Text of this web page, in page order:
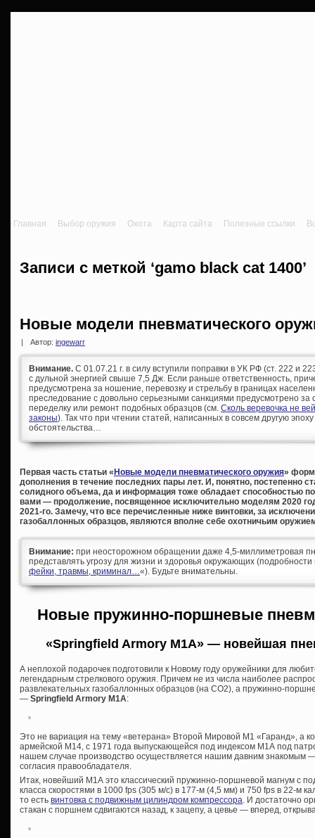
Главная Выбор оружия Охота Карта сайта Полезные ссылки
Записи с меткой ‘gamo black cat 1400’
Новые модели пневматического
Автор: ingewarr
Внимание. С 01.07.21 г. в силу вступили поправки в УК РФ (ст. 222 и
с дульной энергией свыше 7,5 Дж. Если раньше ответственность,
предусмотрена за ношение, перевозку и стрельбу в границах
преследование с довольно серьезными санкциями предусмотрено за
переделку или ремонт подобных образцов (см. Сколь веревочка не
законы). Так что при чтении статей, написанных в совсем другую
обстоятельства…
Первая часть статьи « Новые модели пневматического оружия»
дополнения в течение последних пары лет. И, понятно, постепенно
солидного объема, да и информация тоже обладает способностью
вами — продолжение, посвященное исключительно моделям 2020
2021-го. Замечу, что все перечисленные ниже винтовки, за
газобаллонных образцов, являются вполне себе охотничьим
Внимание: при неосторожном обращении даже 4,5-миллиметровая
представлять угрозу для жизни и здоровья окружающих (подробности
фейки, травмы, криминал…«). Будьте внимательны.
Новые пружинно-поршневые
«Springfield Armory M1A» — новейшая п
А неплохой подарочек подготовили к Новому году оружейники для
легендарным стрелкового оружия. Причем не из числа наиболее
развлекательных газобаллонных образцов (на СО2), а пружинно-
— Springfield Armory M1A:
Это не вариация на тему «ветерана» Второй Мировой М1 «Гаранд», а
армейской М14, с 1971 года выпускающейся под индексом М1А под
нашем случае производство осуществляется нашим давним знакомым
согласия правообладателя.
Итак, новейший М1А это классический пружинно-поршневой магнум с
класса скоростями в 1000 fps (305 м/с) в 177-м (4,5 мм) и 750 fps в 22-м
то есть винтовка с подвижным цилиндром компрессора . И достаточно
стакан с поршнем сдвигаются назад, к зацепу, а цевье — вперед,